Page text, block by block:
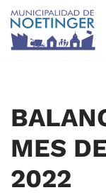
Saltar
MES
2022